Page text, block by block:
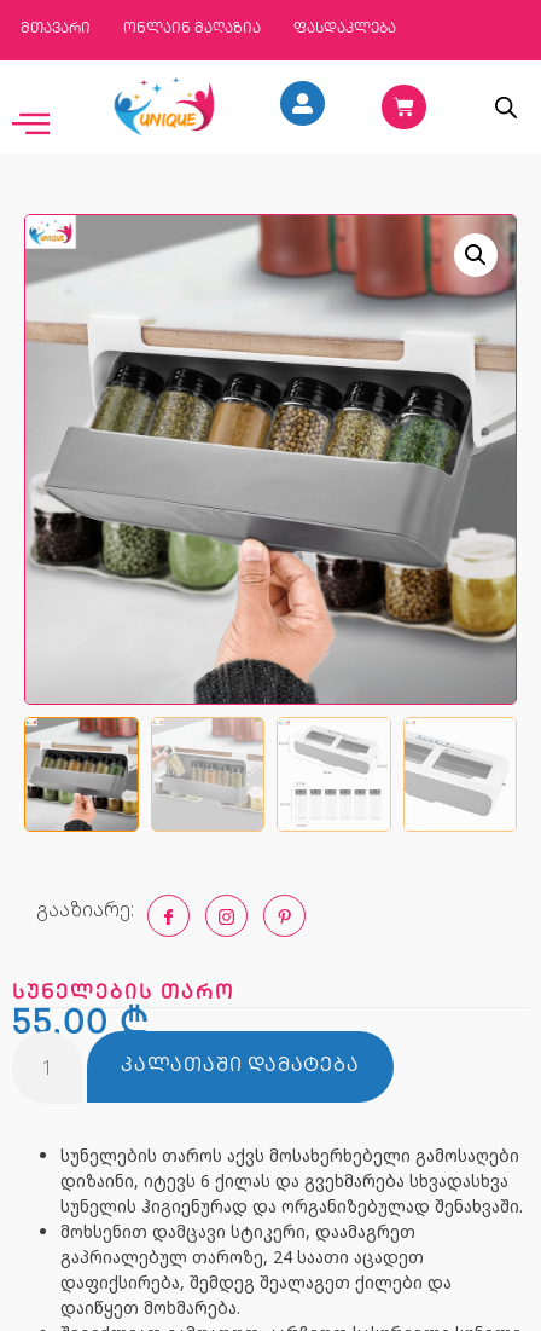
მთავარი ონლაინ მაღაზია ფასდაკლება
გააზიარე:
სუნელების თარო
55,00₾
ᲙᲐᲚᲐᲗᲐᲨᲘ ᲓᲐᲛᲐᲢᲔᲑᲐ
სუნელების თაროს აქვს მოსახერხებელი გამოსაღები
დიზაინი, იტევს 6 ქილას და გვეხმარება სხვადასხვა
სუნელის ჰიგიენურად და ორგანიზებულად შენახვაში.
მოხსენით დამცავი სტიკერი, დაამაგრეთ
გაპრიალებულ თაროზე, 24 საათი აცადეთ
დაფიქსირება, შემდეგ შეალაგეთ ქილები და
დაიწყეთ მოხმარება.